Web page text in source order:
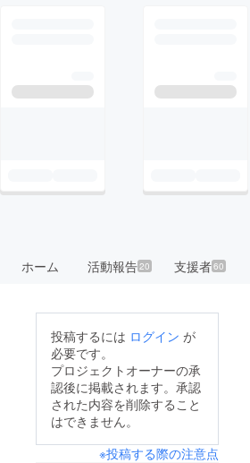
ホーム 活動報告20 支援者60
投稿するには ログイン が
必要です。
プロジェクトオーナーの承
認後に掲載されます。承認
された内容を削除すること
はできません。
※投稿する際の注意点